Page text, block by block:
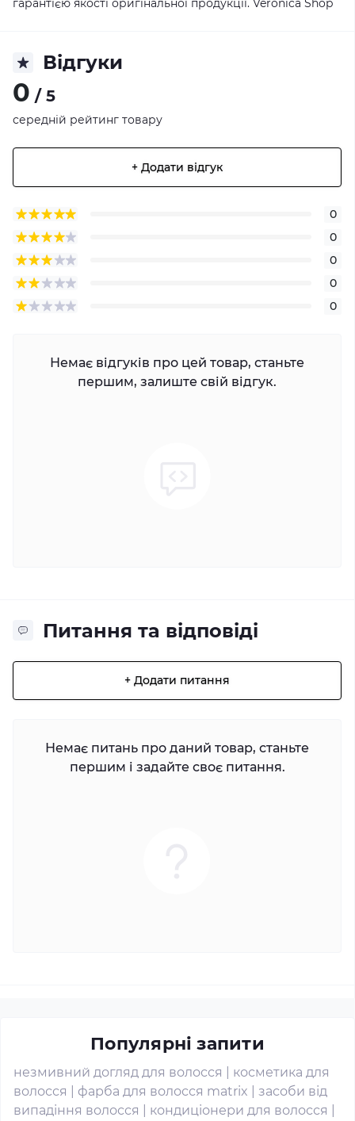
гарантією якості оригінальної продукції. Veronica Shop
Відгуки
0 / 5
середній рейтинг товару
+ Додати відгук
0
0
0
0
0
Немає відгуків про цей товар, станьте
першим, залиште свій відгук.
Питання та відповіді
+ Додати питання
Немає питань про даний товар, станьте
першим і задайте своє питання.
Популярні запити
незмивний догляд для волосся
косметика для
волосся
фарба для волосся matrix
засоби від
випадіння волосся
кондиціонери для волосся